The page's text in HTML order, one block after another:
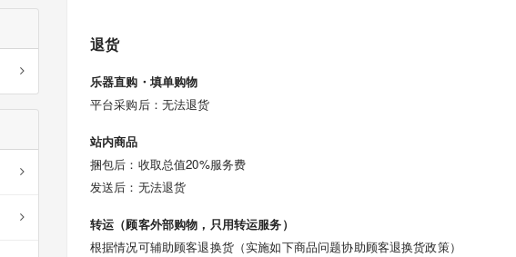
退货
乐器直购・填单购物
平台采购后：无法退货
站内商品
捆包后：收取总值20%服务费
发送后：无法退货
转运（顾客外部购物，只用转运服务）
根据情况可辅助顾客退换货（实施如下商品问题协助顾客退换货政策）